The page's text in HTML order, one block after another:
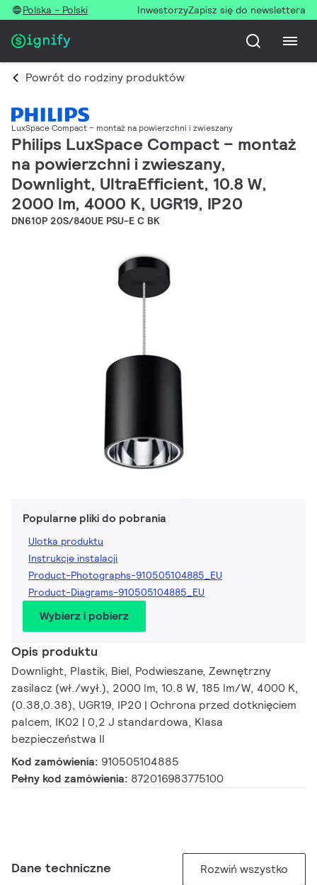
Polska - Polski InwestorzyZapisz się do newslettera
Powrót do rodziny produktów
LuxSpace Compact – montaż na powierzchni i zwieszany
Philips LuxSpace Compact – montaż
na powierzchni i zwieszany,
Downlight, UltraEfficient, 10.8 W,
2000 lm, 4000 K, UGR19, IP20
DN610P 20S/840UE PSU-E C BK
Popularne pliki do pobrania
Ulotka produktu
Instrukcje instalacji
Product-Photographs-910505104885_EU
Product-Diagrams-910505104885_EU
Wybierz i pobierz
Opis produktu
Downlight, Plastik, Biel, Podwieszane, Zewnętrzny
zasilacz (wł./wył.), 2000 lm, 10.8 W, 185 lm/W, 4000 K,
(0.38,0.38), UGR19, IP20 | Ochrona przed dotknięciem
palcem, IK02 | 0,2 J standardowa, Klasa
bezpieczeństwa II
Kod zamówienia: 910505104885
Pełny kod zamówienia: 872016983775100
Dane techniczne Rozwiń wszystko